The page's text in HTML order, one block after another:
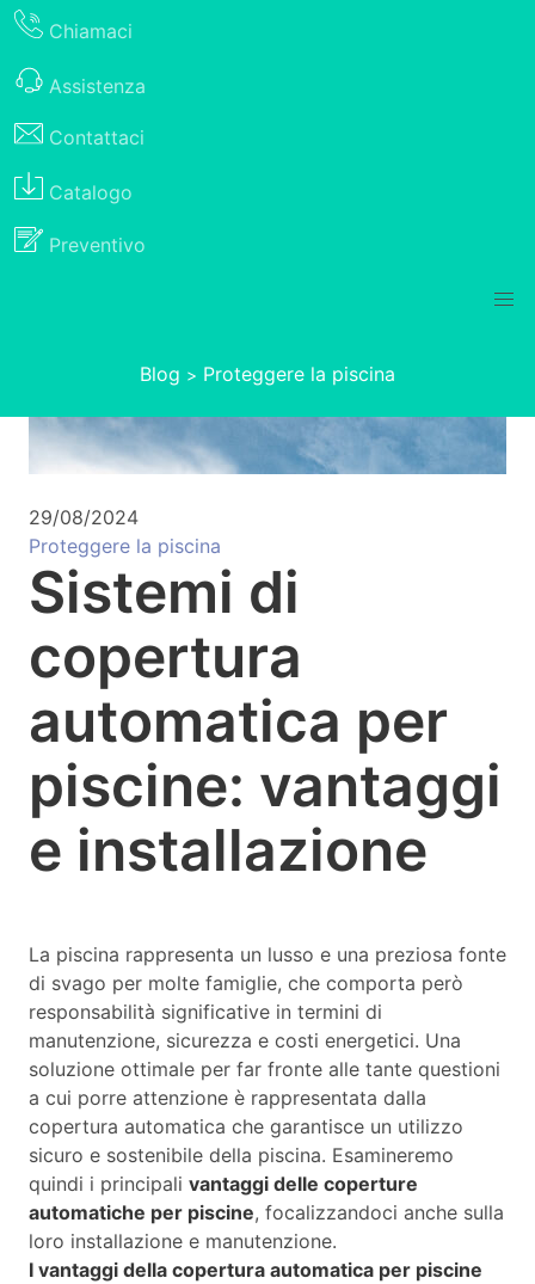
Chiamaci
Assistenza
Contattaci
Catalogo
Preventivo
Blog > Proteggere la piscina
29/08/2024
Proteggere la piscina
Sistemi di
copertura
automatica per
piscine: vantaggi
e installazione
La piscina rappresenta un lusso e una preziosa fonte
di svago per molte famiglie, che comporta però
responsabilità significative in termini di
manutenzione, sicurezza e costi energetici. Una
soluzione ottimale per far fronte alle tante questioni
a cui porre attenzione è rappresentata dalla
copertura automatica che garantisce un utilizzo
sicuro e sostenibile della piscina. Esamineremo
quindi i principali vantaggi delle coperture
automatiche per piscine, focalizzandoci anche sulla
loro installazione e manutenzione.
I vantaggi della copertura automatica per piscine